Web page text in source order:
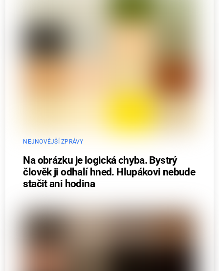
NEJNOVĚJŠÍ ZPRÁVY
Na obrázku je logická chyba. Bystrý
člověk ji odhalí hned. Hlupákovi nebude
stačit ani hodina